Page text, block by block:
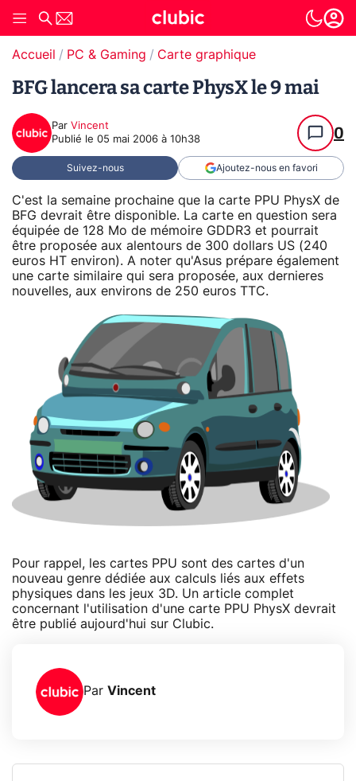
Accueil PC & Gaming Carte graphique
BFG lancera sa carte PhysX le 9 mai
Par Vincent
Publié le 05 mai 2006 à 10h38 0
Suivez-nous Ajoutez-nous en favori
C'est la semaine prochaine que la carte PPU PhysX de
BFG devrait être disponible. La carte en question sera
équipée de 128 Mo de mémoire GDDR3 et pourrait
être proposée aux alentours de 300 dollars US (240
euros HT environ). A noter qu'Asus prépare également
une carte similaire qui sera proposée, aux dernieres
nouvelles, aux environs de 250 euros TTC.
Pour rappel, les cartes PPU sont des cartes d'un
nouveau genre dédiée aux calculs liés aux effets
physiques dans les jeux 3D. Un article complet
concernant l'utilisation d'une carte PPU PhysX devrait
être publié aujourd'hui sur Clubic.
Par Vincent